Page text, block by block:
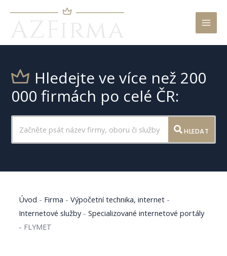
Hledejte ve více než 200
000 firmách po celé ČR:
HLEDAT
Úvod - Firma -Výpočetní technika, internet -
Internetové služby-Specializované internetové portály
- FLYMET